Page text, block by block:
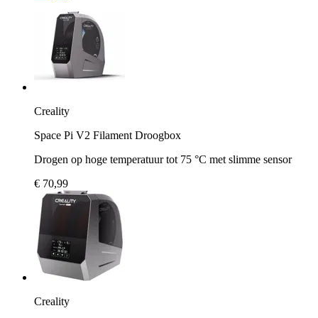
Creality
Space Pi V2 Filament Droogbox
Drogen op hoge temperatuur tot 75 °C met slimme sensor
€ 70,99
Creality